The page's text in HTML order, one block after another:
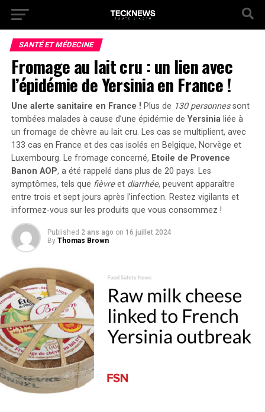
SANTÉ ET MÉDECINE
Fromage au lait cru : un lien avec
l’épidémie de Yersinia en France !
Une alerte sanitaire en France ! Plus de 130 personnessont
tombées malades à cause d’une épidémie deYersinialiée à
un fromage de chèvre au lait cru. Les cas se multiplient, avec
133 cas en France et des cas isolés en Belgique, Norvège et
Luxembourg. Le fromage concerné, Etoile de Provence
Banon AOP, a été rappelé dans plus de 20 pays. Les
symptômes, tels que fièvreet diarrhée, peuvent apparaître
entre trois et sept jours après l’infection. Restez vigilants et
informez-vous sur les produits que vous consommez !
Published 2 ans ago on 16 juillet 2024
By Thomas Brown